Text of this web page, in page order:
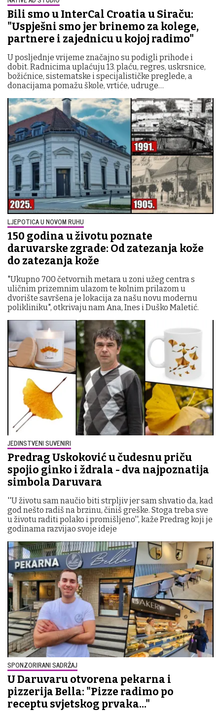
Bili smo u InterCal Croatia u Siraču:
"Uspješni smo jer brinemo za kolege,
partnere i zajednicu u kojoj radimo"
U posljednje vrijeme značajno su podigli prihode i
dobit. Radnicima uplaćuju 13. plaću, regres, uskrsnice,
božićnice, sistematske i specijalističke preglede, a
donacijama pomažu škole, vrtiće, udruge…
LJEPOTICA U NOVOM RUHU
150 godina u životu poznate
daruvarske zgrade: Od zatezanja kože
do zatezanja kože
"Ukupno 700 četvornih metara u zoni užeg centra s
uličnim prizemnim ulazom te kolnim prilazom u
dvorište savršena je lokacija za našu novu modernu
polikliniku", otkrivaju nam Ana, Ines i Duško Maletić.
JEDINSTVENI SUVENIRI
Predrag Uskoković u čudesnu priču
spojio ginko i ždrala - dva najpoznatija
simbola Daruvara
''U životu sam naučio biti strpljiv jer sam shvatio da, kad
god nešto radiš na brzinu, činiš greške. Stoga treba sve
u životu raditi polako i promišljeno'', kaže Predrag koji je
godinama razvijao svoje ideje
SPONZORIRANI SADRŽAJ
U Daruvaru otvorena pekarna i
pizzerija Bella: "Pizze radimo po
receptu svjetskog prvaka..."